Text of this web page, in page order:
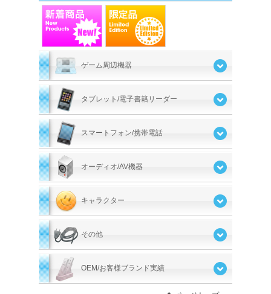
ゲーム周辺機器
タブレット/電子書籍リーダー
スマートフォン/携帯電話
オーディオ/AV機器
キャラクター
その他
OEM/お客様ブランド実績